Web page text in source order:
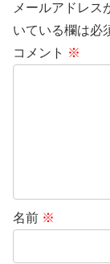
メールアドレス
いている欄は必
コメント ※
名前 ※